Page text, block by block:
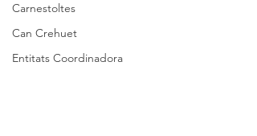
Carnestoltes
Can Crehuet
Entitats Coordinadora